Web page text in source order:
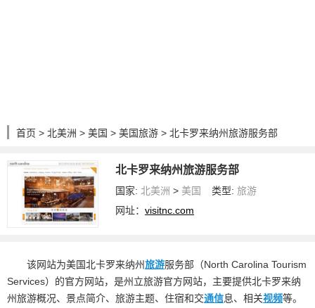
首页 > 北美洲 > 美国 > 美国旅游 > 北卡罗来纳州旅游服务部
北卡罗来纳州旅游服务部
国家: 北美洲 > 美国 类型: 旅游
网址：visitnc.com
该网站为美国北卡罗来纳州旅游服务部（North Carolina Tourism
Services）的官方网站，是州立旅游官方网站，主要提供北卡罗来纳
州旅游概况、景点简介、旅游主题、住宿和交通信息、相关视频等。